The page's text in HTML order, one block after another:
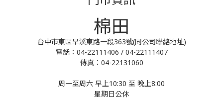
棉田
台中市東區旱溪東路一段363號(同公司聯絡地址)
電話：04-22111406 / 04-22111407
傳真：04-22131060
周一至周六 早上10:30 至 晚上8:00
星期日公休